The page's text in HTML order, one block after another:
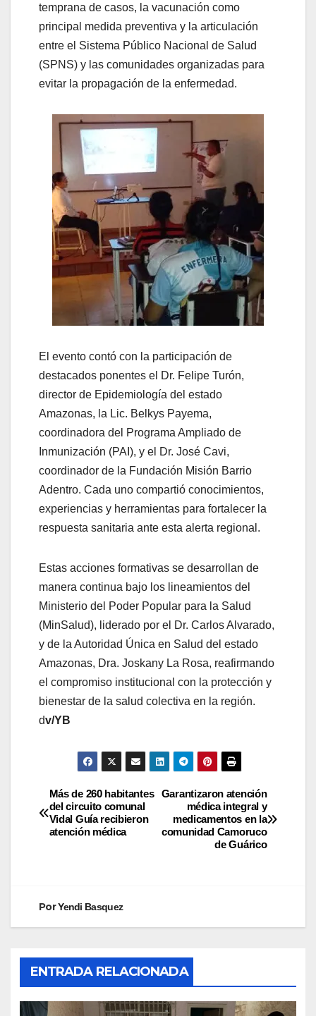
temprana de casos, la vacunación como
principal medida preventiva y la articulación
entre el Sistema Público Nacional de Salud
(SPNS) y las comunidades organizadas para
evitar la propagación de la enfermedad.
El evento contó con la participación de
destacados ponentes el Dr. Felipe Turón,
director de Epidemiología del estado
Amazonas, la Lic. Belkys Payema,
coordinadora del Programa Ampliado de
Inmunización (PAI), y el Dr. José Cavi,
coordinador de la Fundación Misión Barrio
Adentro. Cada uno compartió conocimientos,
experiencias y herramientas para fortalecer la
respuesta sanitaria ante esta alerta regional.
Estas acciones formativas se desarrollan de
manera continua bajo los lineamientos del
Ministerio del Poder Popular para la Salud
(MinSalud), liderado por el Dr. Carlos Alvarado,
y de la Autoridad Única en Salud del estado
Amazonas, Dra. Joskany La Rosa, reafirmando
el compromiso institucional con la protección y
bienestar de la salud colectiva en la región.
dv/YB
Garantizaron atención
médica integral y
medicamentos en la
comunidad Camoruco
de Guárico
Más de 260 habitantes
del circuito comunal
Vidal Guía recibieron
atención médica
PorYendi Basquez
ENTRADA RELACIONADA